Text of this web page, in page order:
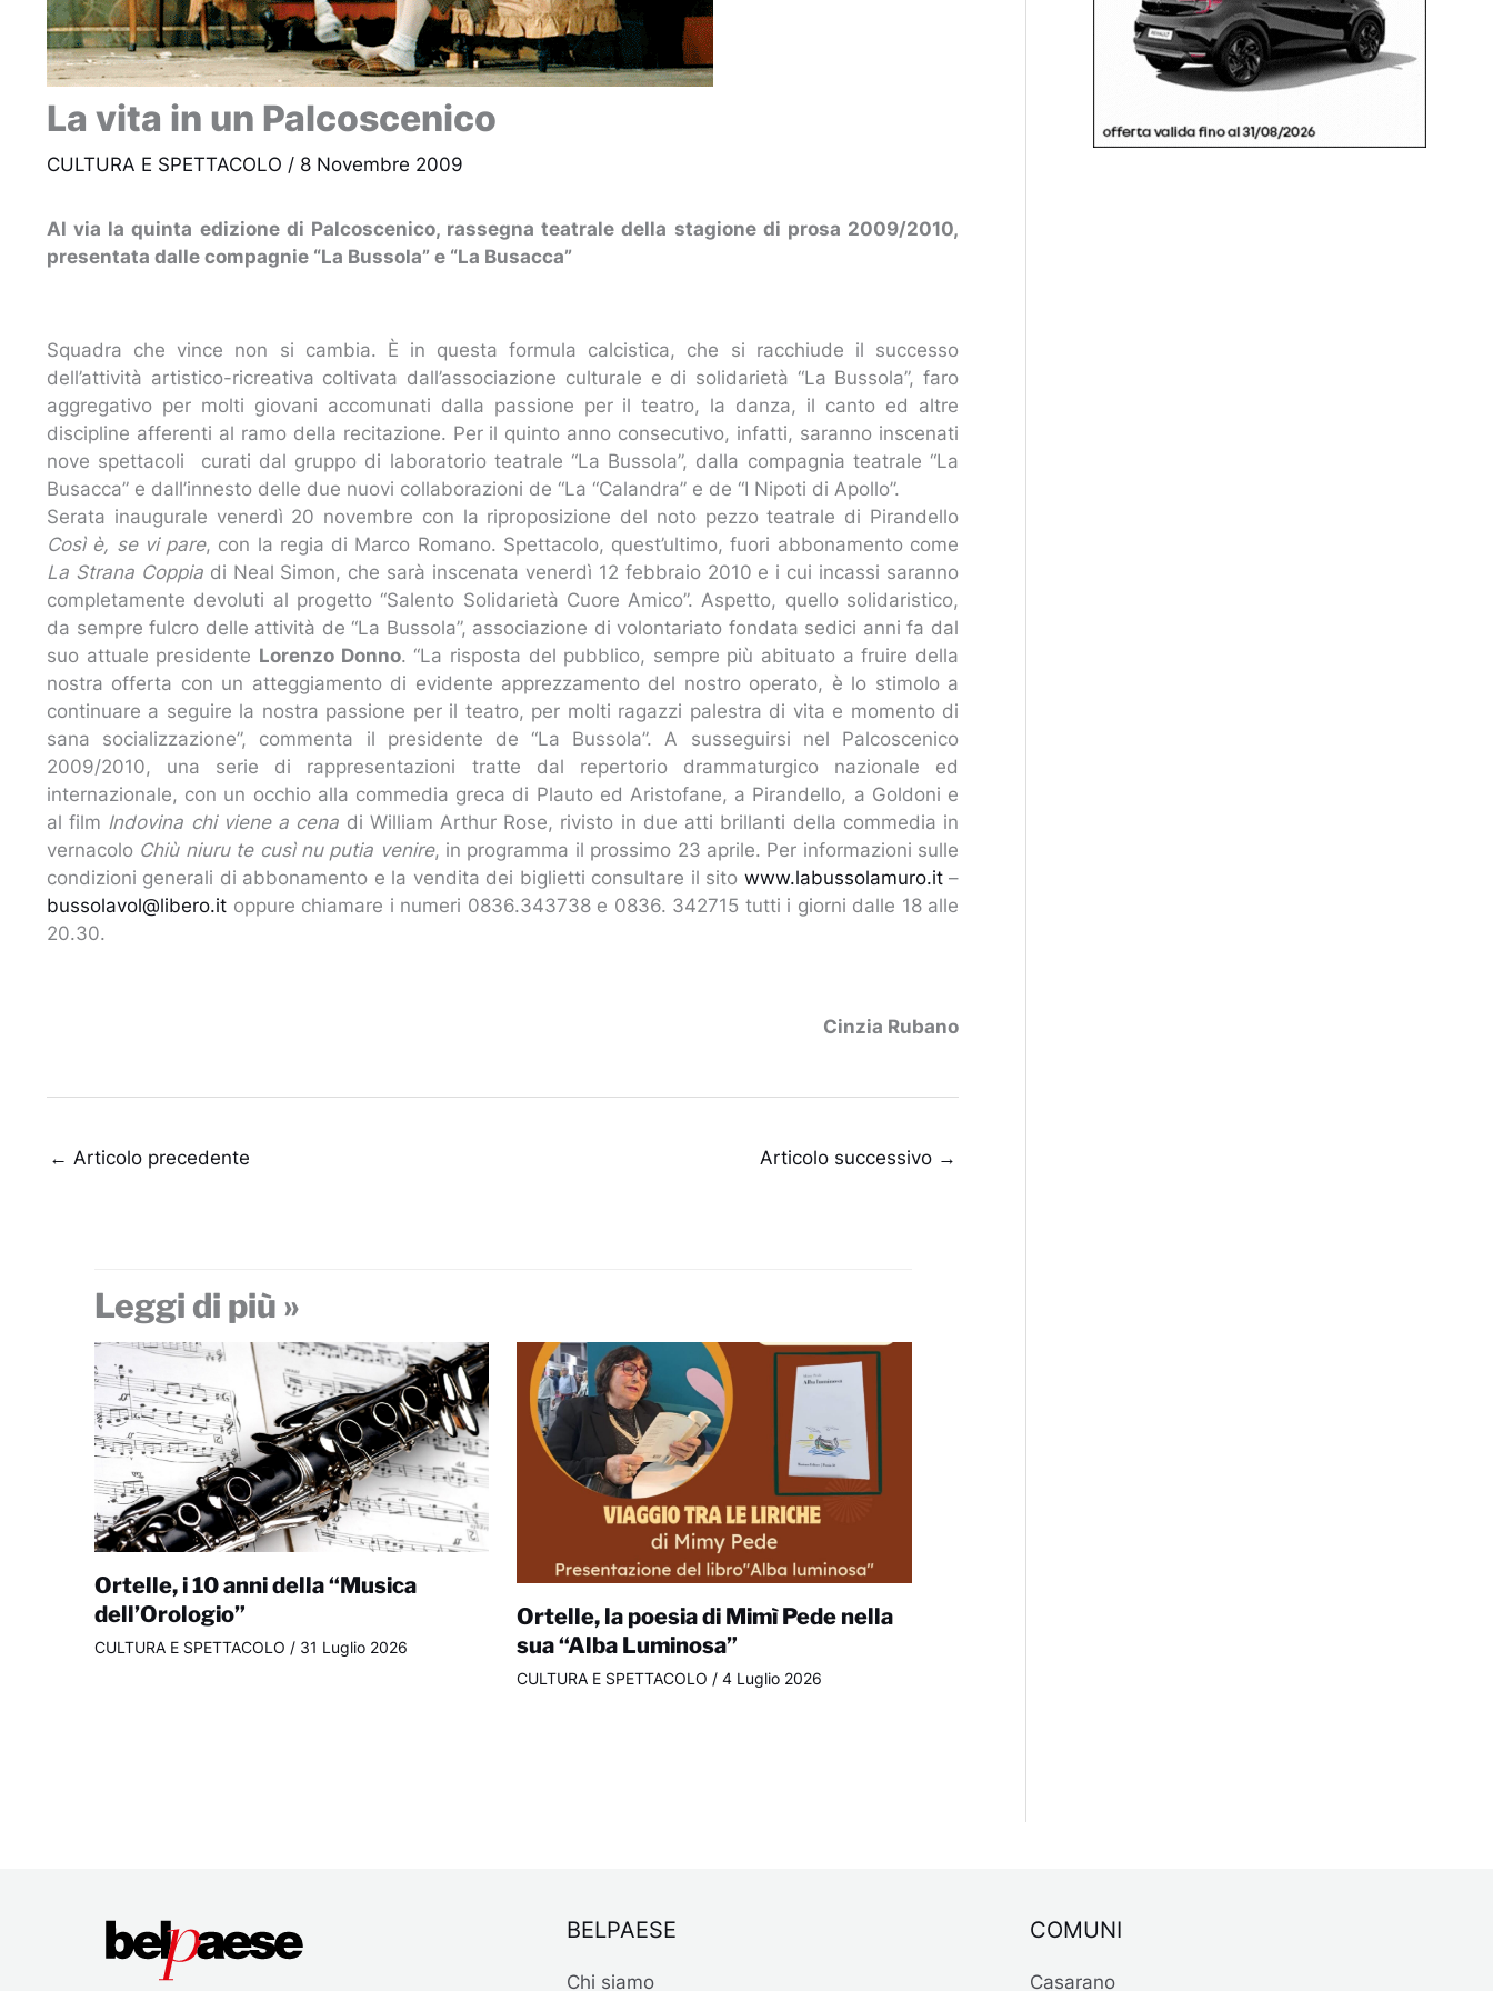
La vita in un Palcoscenico
CULTURA E SPETTACOLO / 8 Novembre 2009
Al via la quinta edizione di Palcoscenico, rassegna teatrale della stagione di prosa 2009/2010,
presentata dalle compagnie “La Bussola” e “La Busacca”
Squadra che vince non si cambia. È in questa formula calcistica, che si racchiude il successo
dell’attività artistico-ricreativa coltivata dall’associazione culturale e di solidarietà “La Bussola”, faro
aggregativo per molti giovani accomunati dalla passione per il teatro, la danza, il canto ed altre
discipline afferenti al ramo della recitazione. Per il quinto anno consecutivo, infatti, saranno inscenati
nove spettacoli curati dal gruppo di laboratorio teatrale “La Bussola”, dalla compagnia teatrale “La
Busacca” e dall’innesto delle due nuovi collaborazioni de “La “Calandra” e de “I Nipoti di Apollo”.
Serata inaugurale venerdì 20 novembre con la riproposizione del noto pezzo teatrale di Pirandello
Così è, se vi pare, con la regia di Marco Romano. Spettacolo, quest’ultimo, fuori abbonamento come
La Strana Coppia di Neal Simon, che sarà inscenata venerdì 12 febbraio 2010 e i cui incassi saranno
completamente devoluti al progetto “Salento Solidarietà Cuore Amico”. Aspetto, quello solidaristico,
da sempre fulcro delle attività de “La Bussola”, associazione di volontariato fondata sedici anni fa dal
suo attuale presidente Lorenzo Donno. “La risposta del pubblico, sempre più abituato a fruire della
nostra offerta con un atteggiamento di evidente apprezzamento del nostro operato, è lo stimolo a
continuare a seguire la nostra passione per il teatro, per molti ragazzi palestra di vita e momento di
sana socializzazione”, commenta il presidente de “La Bussola”. A susseguirsi nel Palcoscenico
2009/2010, una serie di rappresentazioni tratte dal repertorio drammaturgico nazionale ed
internazionale, con un occhio alla commedia greca di Plauto ed Aristofane, a Pirandello, a Goldoni e
al film Indovina chi viene a cena di William Arthur Rose, rivisto in due atti brillanti della commedia in
vernacolo Chiù niuru te cusì nu putia venire, in programma il prossimo 23 aprile. Per informazioni sulle
condizioni generali di abbonamento e la vendita dei biglietti consultare il sito www.labussolamuro.it–
bussolavol@libero.it oppure chiamare i numeri 0836.343738 e 0836. 342715 tutti i giorni dalle 18 alle
20.30.
Cinzia Rubano
← Articolo precedente Articolo successivo →
Leggi di più »
Ortelle, i 10 anni della “Musica
dell’Orologio”
CULTURA E SPETTACOLO / 31 Luglio 2026
Ortelle, la poesia di Mimì Pede nella
sua “Alba Luminosa”
CULTURA E SPETTACOLO / 4 Luglio 2026
BELPAESE
Chi siamo
COMUNI
Casarano